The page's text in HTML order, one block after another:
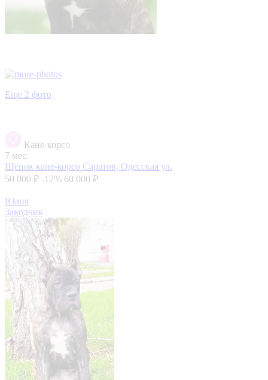
Еще 2 фото
Кане-корсо
7 мес.
Щенок кане-корсо Саратов, Одесская ул.
50 000 ₽ -17% 60 000 ₽
Юлия
Заводчик